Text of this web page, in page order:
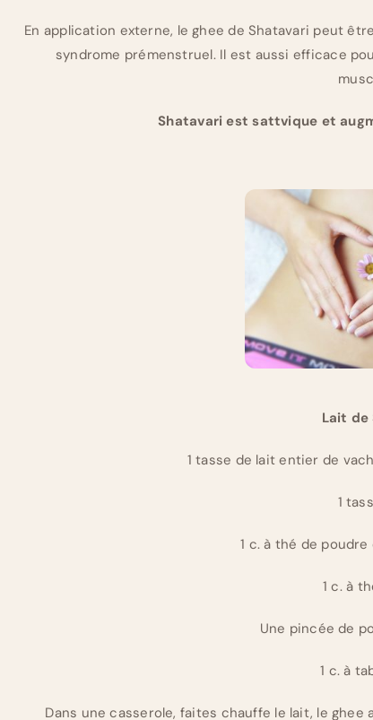
En application externe, le ghee de Shatavari peut
syndrome prémenstruel. Il est aussi efficace
Shatavari est sattvique et
Lait de
1 tasse de lait entier de
1
1 c. à thé de
1 c. à
Une pincée de
1 c. à
Dans une casserole, faites chauffe le lait, le